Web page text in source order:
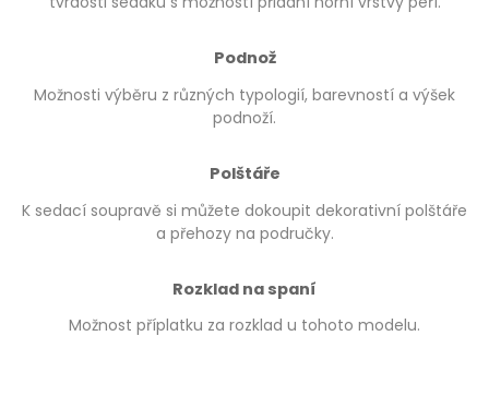
Podnož
Možnosti výběru z různých typologií, barevností a výšek
podnoží.
Polštáře
K sedací soupravě si můžete dokoupit dekorativní polštáře
a přehozy na područky.
Rozklad na spaní
Možnost příplatku za rozklad u tohoto modelu.